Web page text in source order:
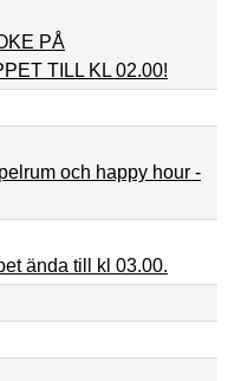
PÅ
TILL KL 02.00!
och happy hour -
ända till kl 03.00.